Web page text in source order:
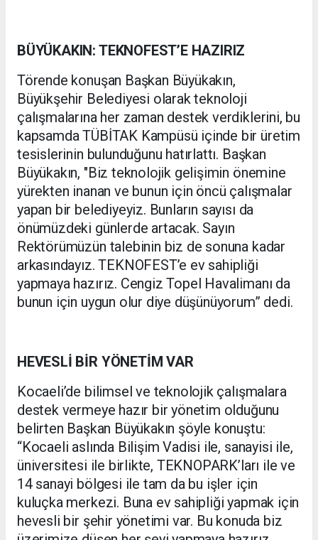
BÜYÜKAKIN: TEKNOFEST’E HAZIRIZ
Törende konuşan Başkan Büyükakın,
Büyükşehir Belediyesi olarak teknoloji
çalışmalarına her zaman destek verdiklerini, bu
kapsamda TÜBİTAK Kampüsü içinde bir üretim
tesislerinin bulunduğunu hatırlattı. Başkan
Büyükakın, "Biz teknolojik gelişimin önemine
yürekten inanan ve bunun için öncü çalışmalar
yapan bir belediyeyiz. Bunların sayısı da
önümüzdeki günlerde artacak. Sayın
Rektörümüzün talebinin biz de sonuna kadar
arkasındayız. TEKNOFEST’e ev sahipliği
yapmaya hazırız. Cengiz Topel Havalimanı da
bunun için uygun olur diye düşünüyorum” dedi.
HEVESLİ BİR YÖNETİM VAR
Kocaeli’de bilimsel ve teknolojik çalışmalara
destek vermeye hazır bir yönetim olduğunu
belirten Başkan Büyükakın şöyle konuştu:
“Kocaeli aslında Bilişim Vadisi ile, sanayisi ile,
üniversitesi ile birlikte, TEKNOPARK’ları ile ve
14 sanayi bölgesi ile tam da bu işler için
kuluçka merkezi. Buna ev sahipliği yapmak için
hevesli bir şehir yönetimi var. Bu konuda biz